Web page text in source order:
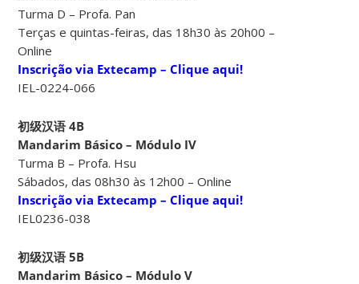
Turma D – Profa. Pan
Terças e quintas-feiras, das 18h30 às 20h00 –
Online
Inscrição via Extecamp – Clique aqui!
IEL-0224-066
初级汉语 4B
Mandarim Básico – Módulo IV
Turma B – Profa. Hsu
Sábados, das 08h30 às 12h00 – Online
Inscrição via Extecamp – Clique aqui!
IEL0236-038
初级汉语 5B
Mandarim Básico – Módulo V